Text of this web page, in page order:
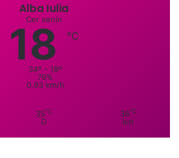
Alba Iulia
Cer senin
18 ℃
34º - 18º
79%
0.93 km/h
35℃
D
36℃
lun